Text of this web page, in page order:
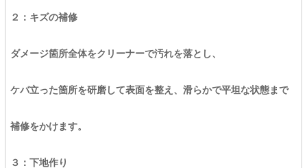
２：キズの補修
ダメージ箇所全体をクリーナーで汚れを落とし、
ケバ立った箇所を研磨して表面を整え、滑らかで平坦な状態まで
補修をかけます。
３：下地作り